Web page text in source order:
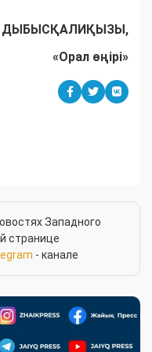
ДЫБЫСҚАЛИҚЫЗЫ,
«Орал өңірі»
Западного
странице
- канале